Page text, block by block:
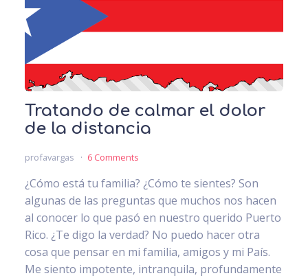
Tratando de calmar el dolor
de la distancia
profavargas 6 Comments
¿Cómo está tu familia? ¿Cómo te sientes? Son
algunas de las preguntas que muchos nos hacen
al conocer lo que pasó en nuestro querido Puerto
Rico. ¿Te digo la verdad? No puedo hacer otra
cosa que pensar en mi familia, amigos y mi País.
Me siento impotente, intranquila, profundamente